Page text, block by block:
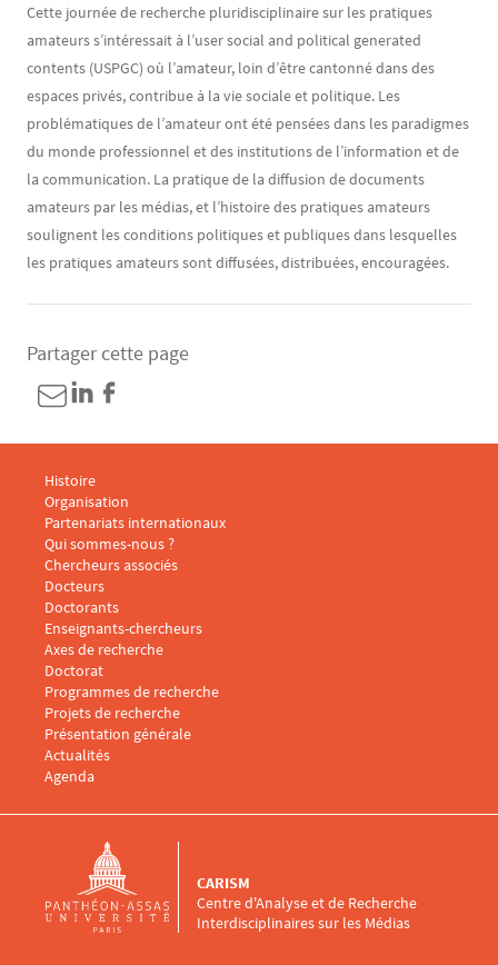
Cette journée de recherche pluridisciplinaire sur les pratiques
amateurs s’intéressait à l’user social and political generated
contents (USPGC) où l’amateur, loin d’être cantonné dans des
espaces privés, contribue à la vie sociale et politique. Les
problématiques de l’amateur ont été pensées dans les paradigmes
du monde professionnel et des institutions de l’information et de
la communication. La pratique de la diffusion de documents
amateurs par les médias, et l’histoire des pratiques amateurs
soulignent les conditions politiques et publiques dans lesquelles
les pratiques amateurs sont diffusées, distribuées, encouragées.
Partager cette page
Menu footer CARISM 1
Histoire
Organisation
Partenariats internationaux
Qui sommes-nous ?
Menu footer CARISM 2
Chercheurs associés
Docteurs
Doctorants
Enseignants-chercheurs
Menu footer CARISM 3
Axes de recherche
Doctorat
Programmes de recherche
Projets de recherche
Présentation générale
Menu footer CARISM 4
Actualités
Agenda
Centre d'Analyse et de Recherche
Interdisciplinaires sur les Médias
CARISM